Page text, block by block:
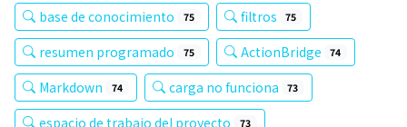
base de conocimiento 75 filtros 75
resumen programado 75 ActionBridge 74
Markdown 74 carga no funciona 73
espacio de trabajo del proyecto 73